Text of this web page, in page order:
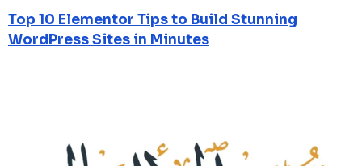
Top 10 Elementor Tips to Build Stunning
WordPress Sites in Minutes